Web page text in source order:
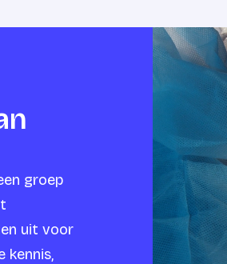
groep
uit voor
kennis,